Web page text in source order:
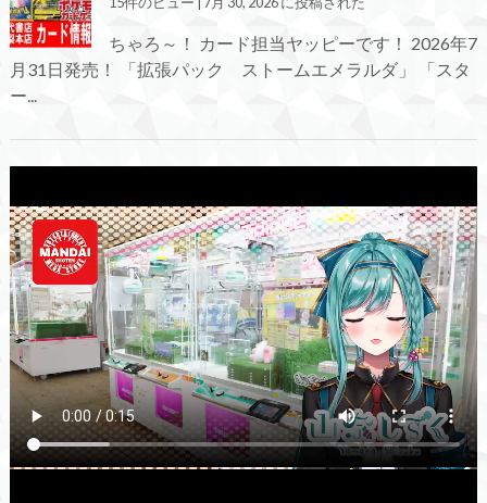
ちゃろ～！ カード担当ヤッピーです！ 2026年7
月31日発売！ 「拡張パック ストームエメラルダ」 「スタ
ー...